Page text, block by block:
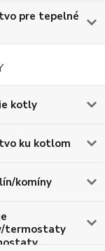
pre tepelné
kotly
ku kotlom
komíny
termostaty